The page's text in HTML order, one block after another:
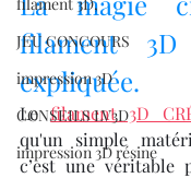
JEU CONCOURS
impression 3D
CONSEILS LV3D
impression 3D résine
filament 3D
expliquée.
Le filament 3D
qu'un simple
c’est une véritable